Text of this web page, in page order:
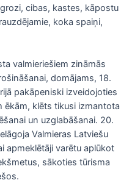
cibas, kastes, kāpostu
koka spaiņi,
valmieriešiem zināmās
domājams, 18.
pakāpeniski izveidojoties
ēkām, klēts tikusi izmantota
un uzglabāšanai. 20.
Valmieras Latviešu
apmeklētāji varētu aplūkot
sākoties tūrisma